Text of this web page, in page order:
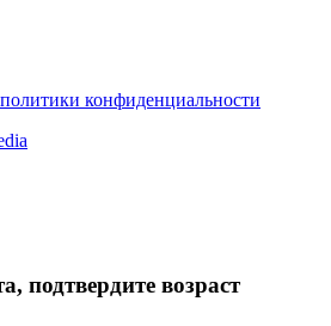
конфиденциальности
подтвердите возраст